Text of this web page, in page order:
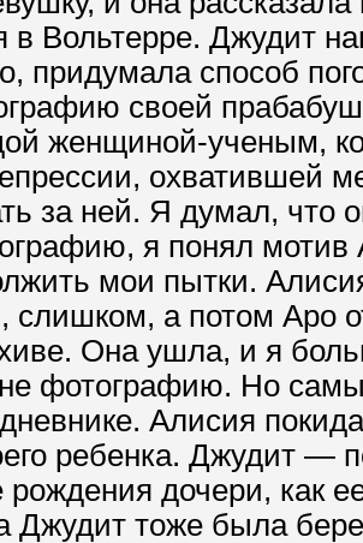
в Вольтерре. Джудит
придумала способ
своей
женщиной-ученым,
охватившей
за ней. Я думал, что
я понял
мои пытки.
слишком, а потом Аро
Она ушла, и я
фотографию. Но
Алисия
ребенка. Джудит —
рождения дочери, как
Джудит тоже была